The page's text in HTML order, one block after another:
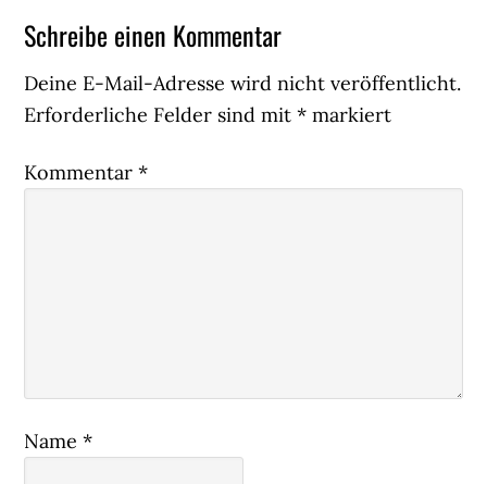
Leser-
Interaktionen
Schreibe einen Kommentar
Deine E-Mail-Adresse wird nicht veröffentlicht.
Erforderliche Felder sind mit* markiert
Kommentar*
Name*